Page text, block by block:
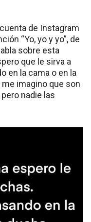
de Instagram
“Yo, yo y yo”, de
sobre esta
que le sirva a
en la cama o en la
imagino que son
nadie las